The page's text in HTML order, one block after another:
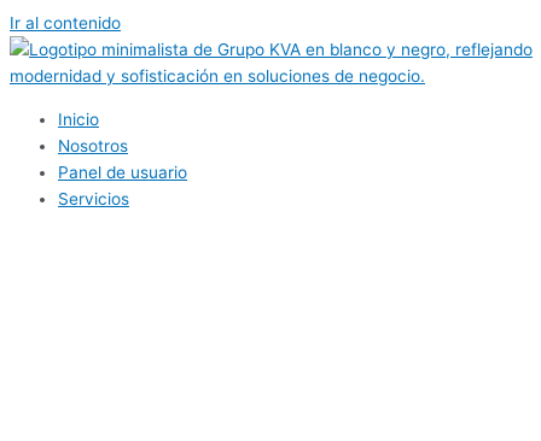
Ir al contenido
Inicio
Nosotros
Panel de usuario
Servicios